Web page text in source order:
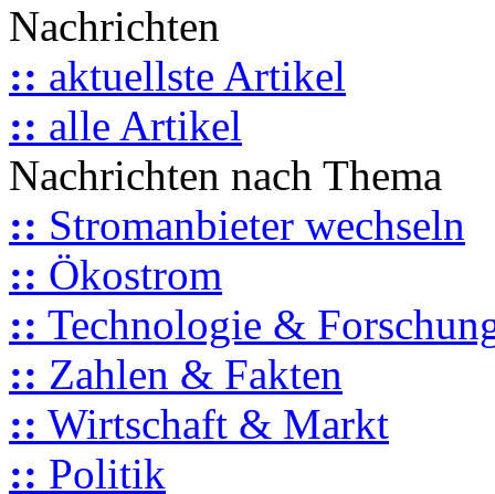
Nachrichten
:: aktuellste Artikel
:: alle Artikel
Nachrichten nach Thema
:: Stromanbieter wechseln
:: Ökostrom
:: Technologie &
:: Zahlen & Fakten
:: Wirtschaft & Markt
:: Politik